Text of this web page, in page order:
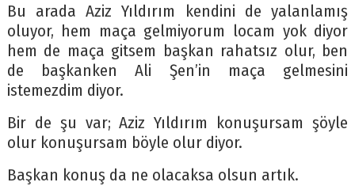
Bu arada Aziz Yıldırım kendini de yalanlamış
oluyor, hem maça gelmiyorum locam yok diyor
hem de maça gitsem başkan rahatsız olur, ben
de başkanken Ali Şen’in maça gelmesini
istemezdim diyor.
Bir de şu var; Aziz Yıldırım konuşursam şöyle
olur konuşursam böyle olur diyor.
Başkan konuş da ne olacaksa olsun artık.